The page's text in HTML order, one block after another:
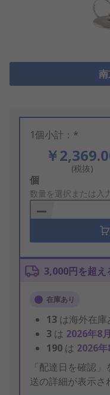
1個小計：*
￥
(税抜)
Add
to
Basket
個
数量を選択または入
3,000円を超え
在庫あり
13 は海外在庫
3 は 2026年8
190 は 2026
「配達日を確認
送の詳細が表示さ